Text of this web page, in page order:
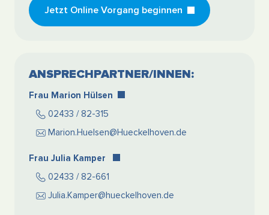
Jetzt Online Vorgang beginnen
ANSPRECHPARTNER/INNEN:
Frau Marion Hülsen
02433 / 82-315
Marion.Huelsen@Hueckelhoven.de
Frau Julia Kamper
02433 / 82-661
Julia.Kamper@hueckelhoven.de